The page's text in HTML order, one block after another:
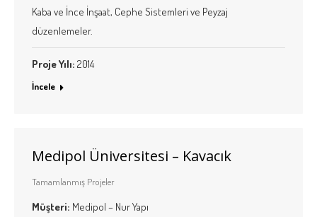
Kaba ve İnce İnşaat, Cephe Sistemleri ve Peyzaj
düzenlemeler.
Proje Yılı: 2014
İncele
Medipol Üniversitesi – Kavacık
Tamamlanmış Projeler
Müşteri: Medipol – Nur Yapı